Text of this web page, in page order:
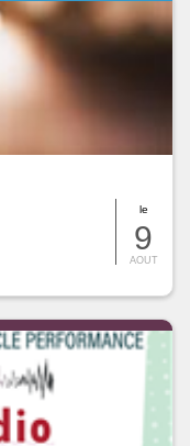
le
9
AOUT